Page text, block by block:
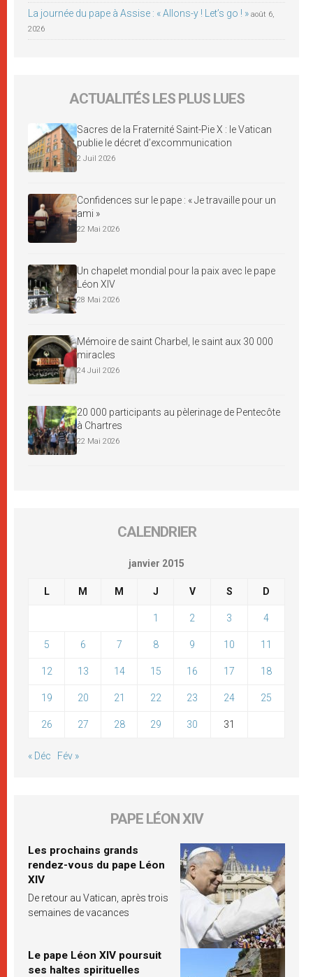
La journée du pape à Assise : « Allons-y ! Let’s go ! » août 6,
2026
ACTUALITÉS LES PLUS LUES
Sacres de la Fraternité Saint-Pie X : le Vatican
publie le décret d’excommunication
2 Juil 2026
Confidences sur le pape : « Je travaille pour un
ami »
22 Mai 2026
Un chapelet mondial pour la paix avec le pape
Léon XIV
28 Mai 2026
Mémoire de saint Charbel, le saint aux 30 000
miracles
24 Juil 2026
20 000 participants au pèlerinage de Pentecôte
à Chartres
22 Mai 2026
CALENDRIER
janvier 2015
L M M J V S D
1 2 3 4
5 6 7 8 9 10 11
12 13 14 15 16 17 18
19 20 21 22 23 24 25
26 27 28 29 30 31
« Déc Fév »
PAPE LÉON XIV
Les prochains grands
rendez-vous du pape Léon
XIV
De retour au Vatican, après trois
semaines de vacances
Le pape Léon XIV poursuit
ses haltes spirituelles